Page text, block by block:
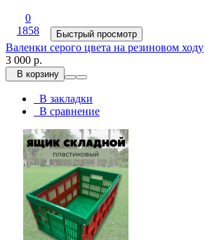
0
1858
Быстрый просмотр
Валенки серого цвета на резиновом ходу
3 000 р.
В корзину
В закладки
В сравнение